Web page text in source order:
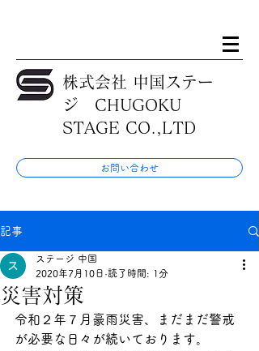
株式会社 中国ステー
ジ CHUGOKU
STAGE CO.,LTD
お問い合わせ
記事
災害対策
ステージ 中国
2020年7月10日 読了時間: 1分
令和２年７月豪雨災害、まだまだ警戒
が必要な日々が続いております。